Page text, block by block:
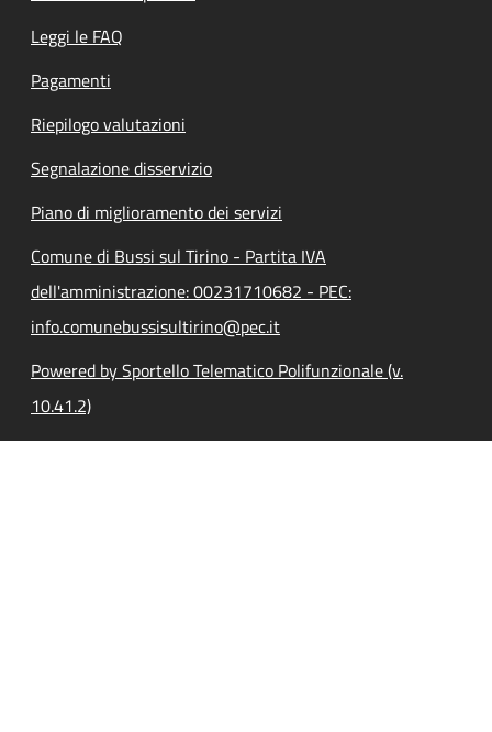
Leggi le FAQ
Pagamenti
Riepilogo valutazioni
Segnalazione disservizio
Piano di miglioramento dei servizi
Comune di Bussi sul Tirino - Partita IVA
dell'amministrazione: 00231710682 - PEC:
info.comunebussisultirino@pec.it
Powered by Sportello Telematico Polifunzionale (v.
10.41.2)